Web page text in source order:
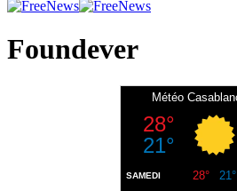
Foundever